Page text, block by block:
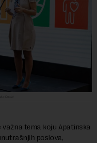
tema koju Apatinska
poslova,